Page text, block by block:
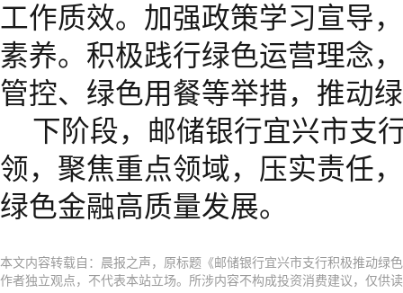
工作质效。加强政策学习宣导
素养。积极践行绿色运营理念
管控、绿色用餐等举措，推动
下阶段，邮储银行宜兴市支
领，聚焦重点领域，压实责任
绿色金融高质量发展。
本文内容转载自：晨报之声，原标题《邮储银行宜兴市支行积极推动绿
作者独立观点，不代表本站立场。所涉内容不构成投资消费建议，仅供